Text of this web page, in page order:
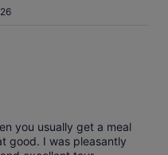
you usually get a meal
good. I was pleasantly